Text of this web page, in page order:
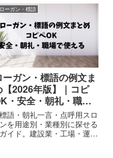
つテンプレ集。
ーガン・標語
ーガン・標語の例文ま
【2026年版】｜コピ
・安全・朝礼・職場
える完全ガイド
語・朝礼一言・点呼用スロ
を用途別・業種別に探せる
イド。建設業・工場・運送